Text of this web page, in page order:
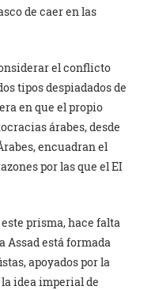
de caer en las
el conflicto
tipos despiadados de
en que el propio
árabes, desde
encuadran el
por las que el EI
prisma, hace falta
Assad está formada
apoyados por la
idea imperial de